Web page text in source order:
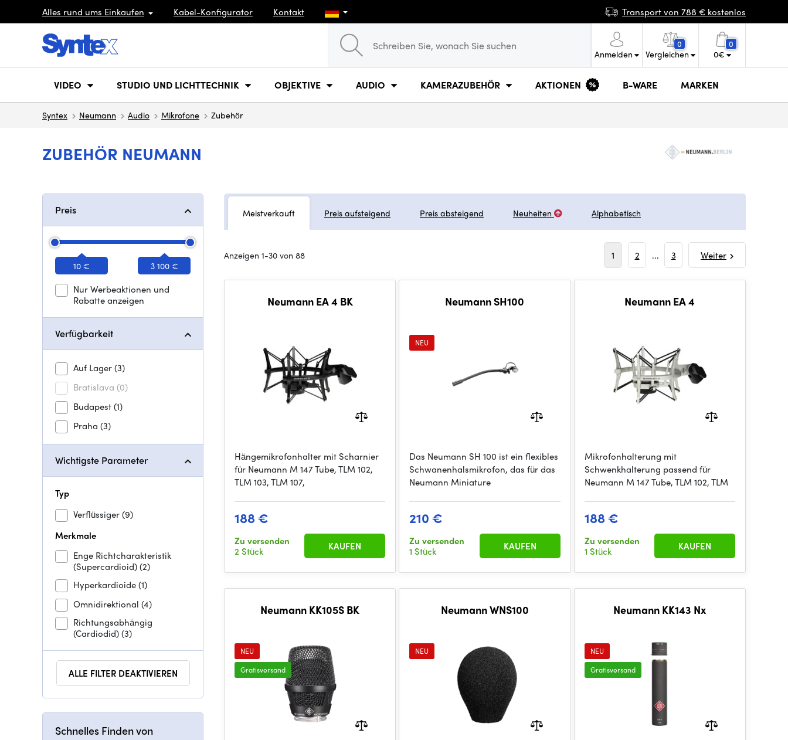
Alles rund ums Einkaufen Kabel-Konfigurator Kontakt Transport von 788 € kostenlos
Anmelden
0
Vergleichen
0
0€
VIDEO STUDIO UND LICHTTECHNIK OBJEKTIVE AUDIO KAMERAZUBEHÖR AKTIONEN B-WARE MARKEN
Syntex Neumann Audio Mikrofone Zubehör
ZUBEHÖR NEUMANN
Preis
10 € 3 100 €
Nur Werbeaktionen und
Rabatte anzeigen
Verfügbarkeit
Auf Lager(3)
Bratislava (0)
Budapest(1)
Praha (3)
Wichtigste Parameter
Typ
Verflüssiger(9)
Merkmale
Enge Richtcharakteristik
(Supercardioid)(2)
Hyperkardioide(1)
Omnidirektional (4)
Richtungsabhängig
(Cardiodid)(3)
ALLE FILTER DEAKTIVIEREN
Schnelles Finden von
Meistverkauft Preis aufsteigend Preis absteigend Neuheiten Alphabetisch
Anzeigen 1-30 von 88 1 2 ... 3 Weiter
Neumann EA 4 BK
Hängemikrofonhalter mit Scharnier
für Neumann M 147 Tube, TLM 102,
TLM 103, TLM 107,
188 €
Zu versenden
2 Stück
KAUFEN
Neumann SH100
NEU
Das Neumann SH 100 ist ein flexibles
Schwanenhalsmikrofon, das für das
Neumann Miniature
210 €
Zu versenden
1 Stück
KAUFEN
Neumann EA 4
Mikrofonhalterung mit
Schwenkhalterung passend für
Neumann M 147 Tube, TLM 102, TLM
188 €
Zu versenden
1 Stück
KAUFEN
Neumann KK105S BK
NEU
Gratisversand
Neumann WNS100
NEU
Neumann KK143 Nx
NEU
Gratisversand